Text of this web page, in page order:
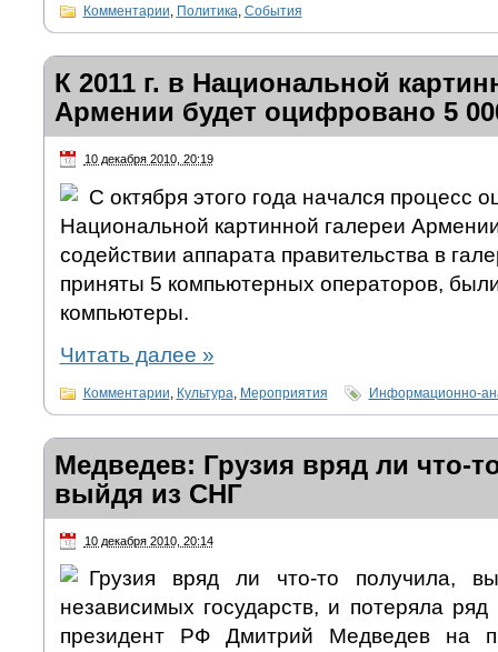
Комментарии, Политика, События
К 2011 г. в Национальной
Армении будет оцифровано 5
10 декабря 2010, 20:19
С октября этого года начался процесс
Национальной картинной галереи
содействии аппарата правительства в
приняты 5 компьютерных операторов,
компьютеры.
Читать далее »
Комментарии Культура Мероприятия Информационно-
Медведев: Грузия вряд ли что-
выйдя из СНГ
10 декабря 2010, 20:14
Грузия вряд ли что-то получила,
независимых государств, и потеряла
президент РФ Дмитрий Медведев на